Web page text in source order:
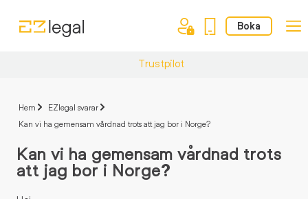
Boka
Trustpilot
Hem
EZlegal svarar
Kan vi ha gemensam vårdnad trots att jag bor i Norge?
Kan vi ha gemensam vårdnad trots
att jag bor i Norge?